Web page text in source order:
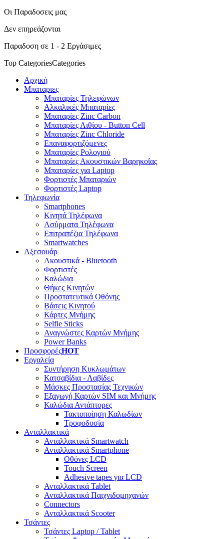
Οι Παραδοσεις μας
Δεν επηρεάζονται
Παραδοση σε 1 - 2 Εργάσιμες
Top CategoriesCategories
Αρχική
Μπαταριες
Μπαταρίες Τηλεφώνων
Αλκαλικές Μπαταρίες
Μπαταρίες Zinc Carbon
Μπαταρίες Λιθίου - Button Cell
Μπαταρίες Zinc Chloride
Επαναφορτιζόμενες
Μπαταρίες Ρολογιού
Μπαταρίες Ακουστικών Βαρηκοΐας
Μπαταρίες για Laptop
Φορτιστές Μπαταριών
Φορτιστές Laptop
Τηλεφωνία
Smartphones
Κινητά Τηλέφωνα
Ασύρματα Τηλέφωνα
Επιτραπέζια Τηλέφωνα
Smartwatches
Αξεσουάρ
Ακουστικά - Bluetooth
Φορτιστές
Καλώδια
Θήκες Κινητών
Προστατευτικά Οθόνης
Βάσεις Κινητού
Κάρτες Μνήμης
Selfie Sticks
Αναγνώστες Καρτών Μνήμης
Power Banks
ΠροσφορέςHOT
Εργαλεία
Συντήρηση Κυκλωμάτων
Κατσαβίδια - Λαβίδες
Μάσκες Προστασίας Τεχνικών
Εξαγωγή Καρτών SIM και Μνήμης
Καλώδια Αντάπτορες
Τακτοποίηση Καλωδίων
Τροφοδοσία
Ανταλλακτικά
Ανταλλακτικά Smartwatch
Ανταλλακτικά Smartphone
Οθόνες LCD
Touch Screen
Adhesive tapes για LCD
Ανταλλακτικά Tablet
Ανταλλακτικά Παιχνιδομηχανών
Connectors
Ανταλλακτικά Scooter
Τσάντες
Τσάντες Laptop / Tablet